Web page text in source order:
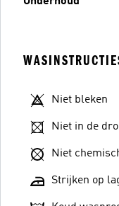
Niet bleken
Niet in de
Niet
Strijken op